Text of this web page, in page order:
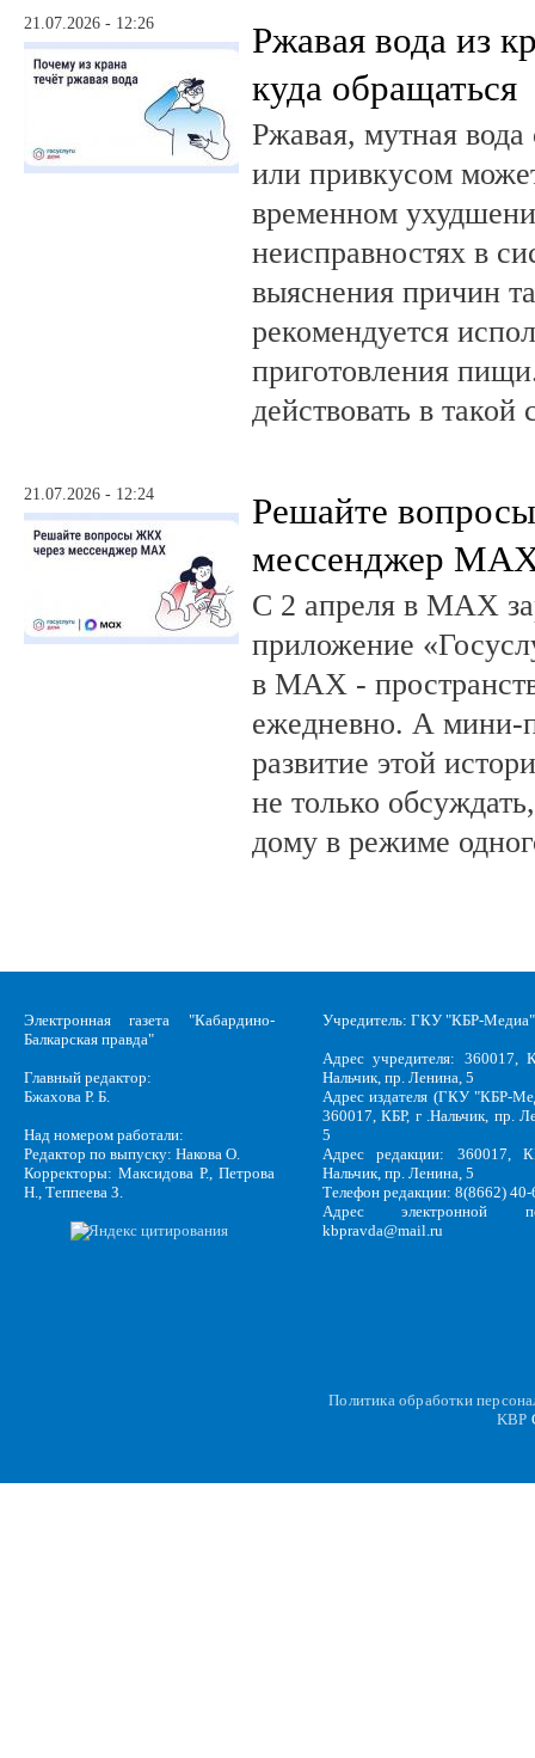
21.07.2026 - 12:26
Ржавая вода из
куда обращаться
Ржавая, мутная
или привкусом
временном
неисправностях в
выяснения причин
рекомендуется
приготовления
действовать в такой
21.07.2026 - 12:24
Решайте
мессенджер
С 2 апреля в MAX
приложение
в MAX -
ежедневно. А мини-
развитие этой
не только
дому в режиме
Электронная газета "Кабардино-
Балкарская правда"
Главный редактор:
Бжахова Р. Б.
Над номером работали:
Редактор по выпуску: Накова О.
Корректоры: Максидова Р., Петрова
Н., Теппеева З.
Учредитель: ГКУ "КБР-Медиа"
Адрес учредителя: 360017,
Нальчик, пр. Ленина, 5
Адрес издателя (ГКУ "КБР-
360017, КБР, г .Нальчик, пр.
5
Адрес редакции: 360017,
Нальчик, пр. Ленина, 5
Телефон редакции: 8(8662)
Адрес электронной
kbpravda@mail.ru
Политика обработки
KBP